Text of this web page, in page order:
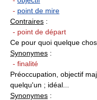
- point de mire
Contraires :
- point de départ
Ce pour quoi quelque
Synonymes :
- finalité
Préoccupation, objectif
quelqu'un ; idéal...
Synonymes :